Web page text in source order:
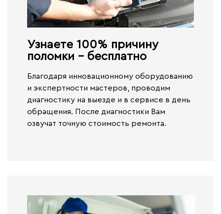
Узнаете 100% причину
поломки - бесплатно​
Благодаря инновационному оборудованию
и экспертности мастеров, проводим
диагностику на выезде и в сервисе в день
обращения. После диагностики Вам
озвучат точную стоимость ремонта.